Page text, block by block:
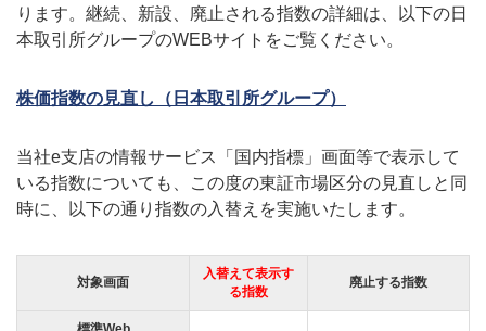
ります。継続、新設、廃止される指数の詳細は、以下の日
本取引所グループのWEBサイトをご覧ください。
株価指数の見直し（日本取引所グループ）
当社e支店の情報サービス「国内指標」画面等で表示して
いる指数についても、この度の東証市場区分の見直しと同
時に、以下の通り指数の入替えを実施いたします。
対象画面
入替えて表示す
る指数
廃止する指数